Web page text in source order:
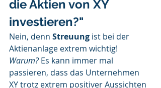
die Aktien von XY
investieren?"
Nein, denn Streuung ist bei der
Aktienanlage extrem wichtig!
Warum? Es kann immer mal
passieren, dass das Unternehmen
XY trotz extrem positiver Aussichten